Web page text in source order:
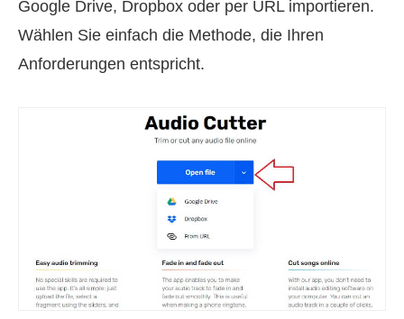
Google Drive, Dropbox oder per URL importieren.
Wählen Sie einfach die Methode, die Ihren
Anforderungen entspricht.